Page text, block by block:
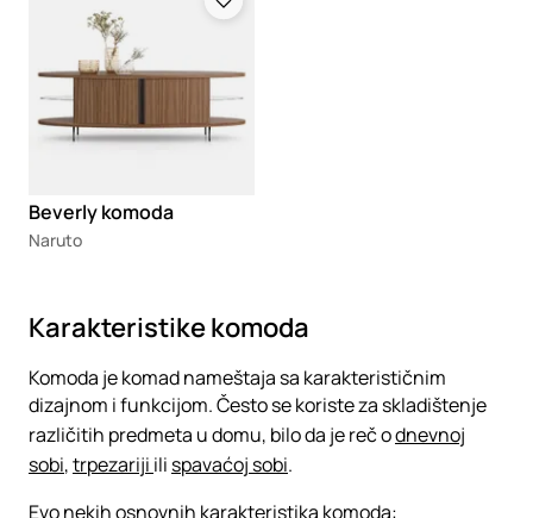
Beverly komoda
Naruto
Karakteristike komoda
Komoda je komad nameštaja sa karakterističnim
dizajnom i funkcijom. Često se koriste za skladištenje
različitih predmeta u domu, bilo da je reč odnevnoj
sobi,trpezariji ili spavaćoj sobi.
Evo nekih osnovnih karakteristika komoda: